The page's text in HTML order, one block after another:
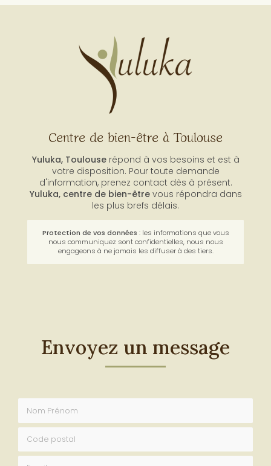
Centre de bien-être à Toulouse
Yuluka, Toulouserépond à vos besoins et est à
votre disposition. Pour toute demande
d'information, prenez contact dès à présent.
les plus brefs délais.
Protection de vos données : les informations que vous
nous communiquez sont confidentielles, nous nous
Envoyez un message
Nom Prénom
Code postal